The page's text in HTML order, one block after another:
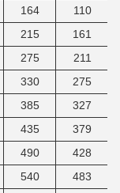
164
110
215
161
275
211
330
275
385
327
435
379
490
428
540
483